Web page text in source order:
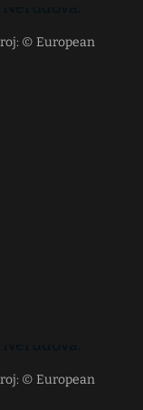
© European
© European